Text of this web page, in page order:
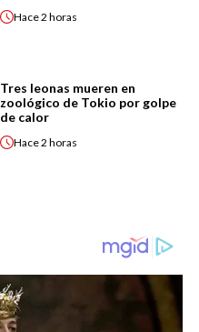
Hace2 horas
Tres leonas mueren en
zoológico de Tokio por golpe
de calor
Hace2 horas